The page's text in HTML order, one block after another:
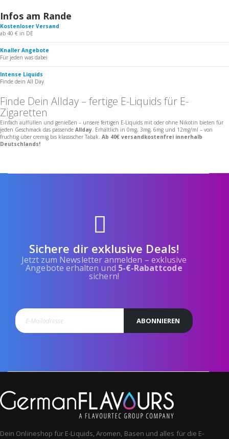
Infos am Rande
Kostenloser Versand
ab 40 € in DE
Knaller Angebote
Für jeden was dabei
Intense Liquids
Finde dein All Day
Finde Dein Allday – fertige E-Liquids für E-
Zigaretten
Einfach auffüllen und genießen – unsere fertigen E-Liquids mit oder ohne Nikotin bieten für
jeden Geschmack das passende Allday. Erhältlich in 0mg, 3mg, 6mg und 12mg/ml – von
fruchtig über cremig bis klassischer Tabak. Ab 40€ versandkostenfrei innerhalb
Deutschlands!
Sichere dir exklusive Deals!
Jetzt zum Newsletter anmelden – exklusive
Angebote erhalten und 5-€-Rabattcode
sichern!
ABONNIEREN
Dein Onlineshop für E-Liquids, Aromen, Basen und alles für die E-